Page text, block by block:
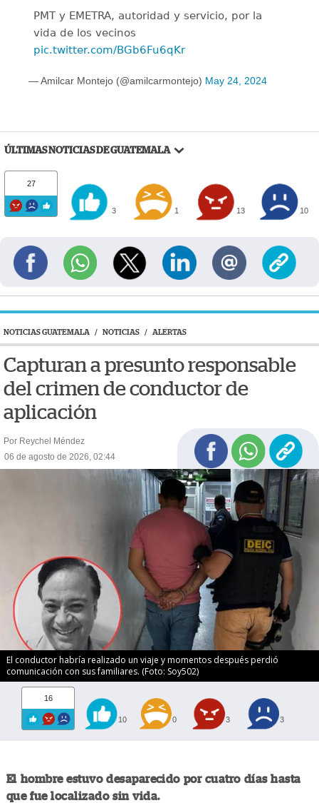
PMT y EMETRA, autoridad y servicio, por la
vida de los vecinos
pic.twitter.com/BGb6Fu6qKr
— Amilcar Montejo (@amilcarmontejo) May 24, 2024
ÚLTIMAS NOTICIAS DE GUATEMALA
27
3 1 13 10
NOTICIAS GUATEMALA / NOTICIAS / ALERTAS
Capturan a presunto responsable
del crimen de conductor de
aplicación
Por Reychel Méndez
06 de agosto de 2026, 02:44
El conductor habría realizado un viaje y momentos después perdió
comunicación con sus familiares. (Foto: Soy502)
16
10 0 3 3
El hombre estuvo desaparecido por cuatro días hasta
que fue localizado sin vida.